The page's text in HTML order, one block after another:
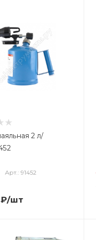
2 л/
Арт.: 91452
₽/шт